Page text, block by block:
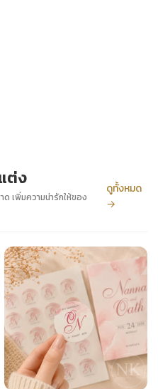
ต่ง
เพิ่มความน่ารักให้ของ
ดูทั้งหมด
→